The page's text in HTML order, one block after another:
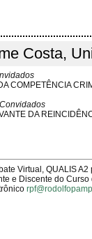
Costa,
COMPETÊNCIA
DA
Virtual, QUALIS
e Discente do